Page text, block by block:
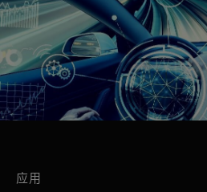
应用